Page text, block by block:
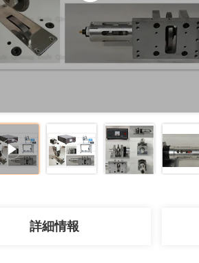
詳細情報